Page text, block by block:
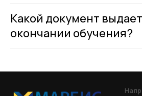
Какой документ
окончании обучения?